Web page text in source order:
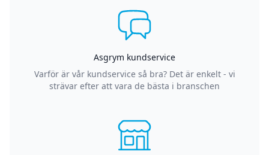
Asgrym kundservice
Varför är vår kundservice så bra? Det är enkelt - vi
strävar efter att vara de bästa i branschen